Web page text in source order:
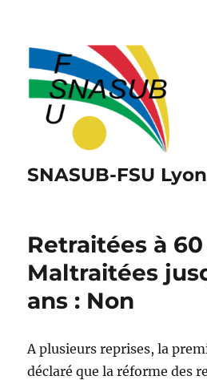
SNASUB-FSU Lyon
Retraitées à 60
Maltraitées
ans : Non
A plusieurs reprises, la
déclaré que la réforme des